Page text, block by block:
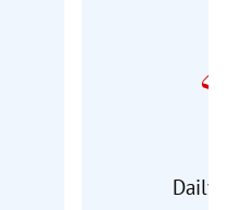
Daily